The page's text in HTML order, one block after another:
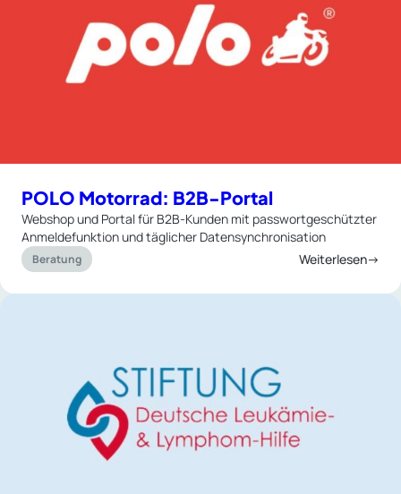
POLO Motorrad: B2B-Portal
Webshop und Portal für B2B-Kunden mit passwortgeschützter
Anmeldefunktion und täglicher Datensynchronisation
Beratung Weiterlesen→